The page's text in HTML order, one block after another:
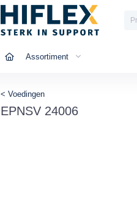
Assortiment
< Voedingen
EPNSV 24006